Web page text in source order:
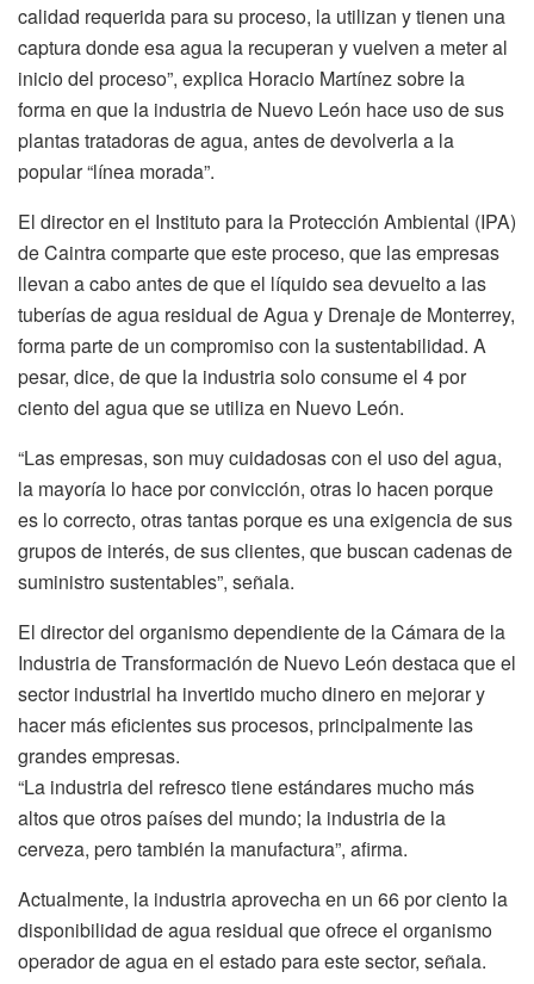
calidad requerida para su proceso, la utilizan y tienen una
captura donde esa agua la recuperan y vuelven a meter al
inicio del proceso”, explica Horacio Martínez sobre la
forma en que la industria de Nuevo León hace uso de sus
plantas tratadoras de agua, antes de devolverla a la
popular “línea morada”.
El director en el Instituto para la Protección Ambiental (IPA)
de Caintra comparte que este proceso, que las empresas
llevan a cabo antes de que el líquido sea devuelto a las
tuberías de agua residual de Agua y Drenaje de Monterrey,
forma parte de un compromiso con la sustentabilidad. A
pesar, dice, de que la industria solo consume el 4 por
ciento del agua que se utiliza en Nuevo León.
“Las empresas, son muy cuidadosas con el uso del agua,
la mayoría lo hace por convicción, otras lo hacen porque
es lo correcto, otras tantas porque es una exigencia de sus
grupos de interés, de sus clientes, que buscan cadenas de
suministro sustentables”, señala.
El director del organismo dependiente de la Cámara de la
Industria de Transformación de Nuevo León destaca que el
sector industrial ha invertido mucho dinero en mejorar y
hacer más eficientes sus procesos, principalmente las
grandes empresas.
“La industria del refresco tiene estándares mucho más
altos que otros países del mundo; la industria de la
cerveza, pero también la manufactura”, afirma.
Actualmente, la industria aprovecha en un 66 por ciento la
disponibilidad de agua residual que ofrece el organismo
operador de agua en el estado para este sector, señala.